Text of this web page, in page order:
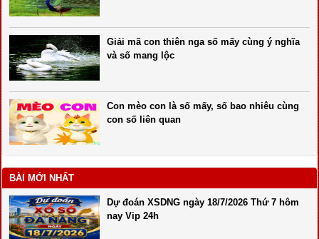
Giải mã con thiên nga số mấy cùng ý nghĩa
và số mang lộc
Con mèo con là số mấy, số bao nhiêu cùng
con số liên quan
BÀI MỚI NHẤT
Dự đoán XSDNG ngày 18/7/2026 Thứ 7 hôm
nay Vip 24h